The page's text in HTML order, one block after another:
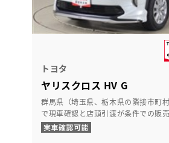
トヨタ
ヤリスクロス HV G
群馬県（埼玉県、栃木県の隣接市町
で現車確認と店頭引渡が条件での販売